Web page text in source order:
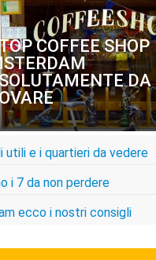
COFFEE SHOP
DA
utili e i quartieri da vedere
i 7 da non perdere
ecco i nostri consigli